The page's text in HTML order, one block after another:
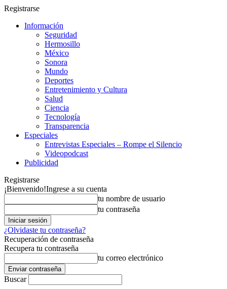
Registrarse
Información
Seguridad
Hermosillo
México
Sonora
Mundo
Deportes
Entretenimiento y Cultura
Salud
Ciencia
Tecnología
Transparencia
Especiales
Entrevistas Especiales – Rompe el Silencio
Videopodcast
Publicidad
Registrarse
¡Bienvenido!Ingrese a su cuenta
tu nombre de usuario
tu contraseña
¿Olvidaste tu contraseña?
Recuperación de contraseña
Recupera tu contraseña
tu correo electrónico
Buscar